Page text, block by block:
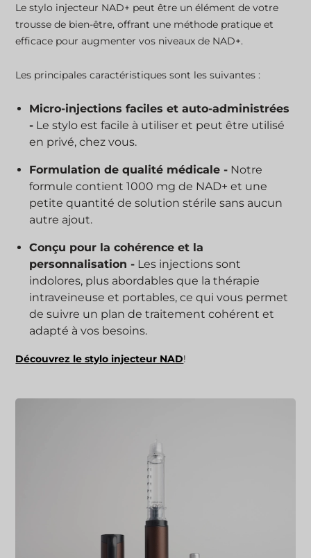
Le stylo injecteur NAD+ peut être un élément de votre
trousse de bien-être, offrant une méthode pratique et
efficace pour augmenter vos niveaux de NAD+.
Les principales caractéristiques sont les suivantes :
Micro-injections faciles et auto-administrées
- Le stylo est facile à utiliser et peut être utilisé
en privé, chez vous.
Formulation de qualité médicale - Notre
formule contient 1000 mg de NAD+ et une
petite quantité de solution stérile sans aucun
autre ajout.
Conçu pour la cohérence et la
personnalisation - Les injections sont
indolores, plus abordables que la thérapie
intraveineuse et portables, ce qui vous permet
de suivre un plan de traitement cohérent et
adapté à vos besoins.
Découvrez le stylo injecteur NAD!